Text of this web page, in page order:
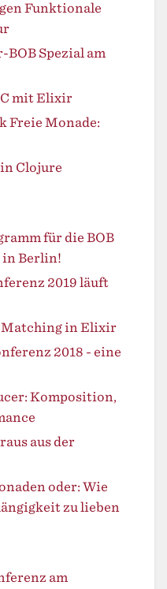
Funktionale
BOB Spezial am
mit Elixir
Freie Monade:
Clojure
für die BOB
in Berlin!
2019 läuft
in Elixir
2018 - eine
Komposition,
aus der
oder: Wie
zu lieben
am